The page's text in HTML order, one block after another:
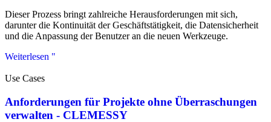
Dieser Prozess bringt zahlreiche Herausforderungen mit sich,
darunter die Kontinuität der Geschäftstätigkeit, die Datensicherheit
und die Anpassung der Benutzer an die neuen Werkzeuge.
Weiterlesen "
Use Cases
Anforderungen für Projekte ohne Überraschungen
verwalten - CLEMESSY